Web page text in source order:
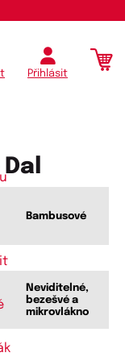
Přihlásit
Bambusové
Neviditelné,
bezešvé a
mikrovlákno